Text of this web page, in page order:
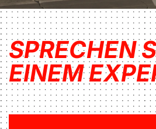
SPRECHEN
EINEM